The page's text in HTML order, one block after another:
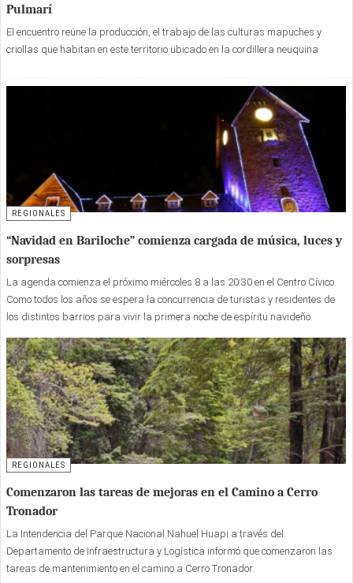
Pulmarí
El encuentro reúne la producción, el trabajo de las culturas mapuches y
criollas que habitan en este territorio ubicado en la cordillera neuquina
REGIONALES
“Navidad en Bariloche” comienza cargada de música, luces y
sorpresas
La agenda comienza el próximo miércoles 8 a las 20:30 en el Centro Cívico.
Como todos los años se espera la concurrencia de turistas y residentes de
los distintos barrios para vivir la primera noche de espíritu navideño.
REGIONALES
Comenzaron las tareas de mejoras en el Camino a Cerro
Tronador
La Intendencia del Parque Nacional Nahuel Huapi a través del
Departamento de Infraestructura y Logística informó que comenzaron las
tareas de mantenimiento en el camino a Cerro Tronador.